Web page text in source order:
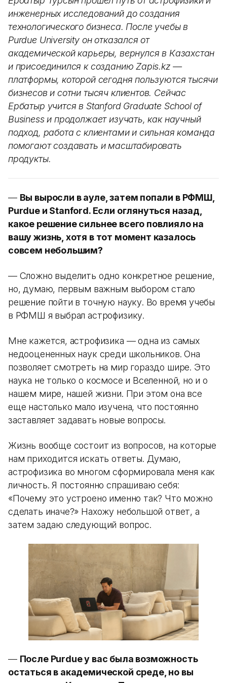
инженерных исследований до создания
технологического бизнеса. После учебы в
Purdue University он отказался от
академической карьеры, вернулся в Казахстан
и присоединился к созданию Zapis.kz —
платформы, которой сегодня пользуются тысячи
бизнесов и сотни тысяч клиентов. Сейчас
Ербатыр учится в Stanford Graduate School of
Business и продолжает изучать, как научный
подход, работа с клиентами и сильная команда
помогают создавать и масштабировать
продукты.
— Вы выросли в ауле, затем попали в РФМШ,
Purdue и Stanford. Если оглянуться назад,
какое решение сильнее всего повлияло на
вашу жизнь, хотя в тот момент казалось
совсем небольшим?
— Сложно выделить одно конкретное решение,
но, думаю, первым важным выбором стало
решение пойти в точную науку. Во время учебы
в РФМШ я выбрал астрофизику.
Мне кажется, астрофизика — одна из самых
недооцененных наук среди школьников. Она
позволяет смотреть на мир гораздо шире. Это
наука не только о космосе и Вселенной, но и о
нашем мире, нашей жизни. При этом она все
еще настолько мало изучена, что постоянно
заставляет задавать новые вопросы.
Жизнь вообще состоит из вопросов, на которые
нам приходится искать ответы. Думаю,
астрофизика во многом сформировала меня как
личность. Я постоянно спрашиваю себя:
«Почему это устроено именно так? Что можно
сделать иначе?» Нахожу небольшой ответ, а
затем задаю следующий вопрос.
— После Purdue у вас была возможность
остаться в академической среде, но вы